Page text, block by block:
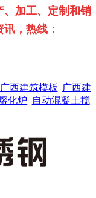
、加工、定制和销
，热线：
广西建筑模板
广西建
化炉
自动混凝土搅